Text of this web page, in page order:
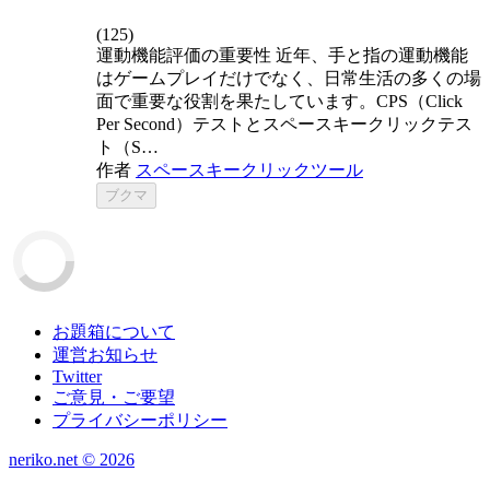
(125)
運動機能評価の重要性 近年、手と指の運動機能
はゲームプレイだけでなく、日常生活の多くの場
面で重要な役割を果たしています。CPS（Click
Per Second）テストとスペースキークリックテス
ト（S…
作者 スペースキークリックツール
ブクマ
お題箱について
運営お知らせ
Twitter
ご意見・ご要望
プライバシーポリシー
neriko.net © 2026